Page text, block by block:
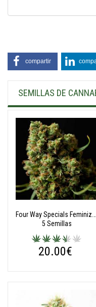
compartir
SEMILLAS DE
5 Semillas
20.00€